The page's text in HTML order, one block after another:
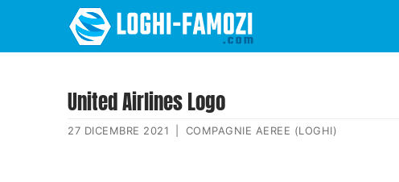
United Airlines Logo
27 DICEMBRE 2021 COMPAGNIE AEREE (LOGHI)